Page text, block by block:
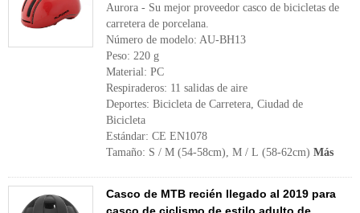
Aurora - Su mejor proveedor casco de bicicletas de
carretera de porcelana.
Número de modelo: AU-BH13
Peso: 220 g
Material: PC
Respiraderos: 11 salidas de aire
Deportes: Bicicleta de Carretera, Ciudad de
Bicicleta
Estándar: CE EN1078
Tamaño: S / M (54-58cm), M / L (58-62cm) Más
Casco de MTB recién llegado al 2019 para